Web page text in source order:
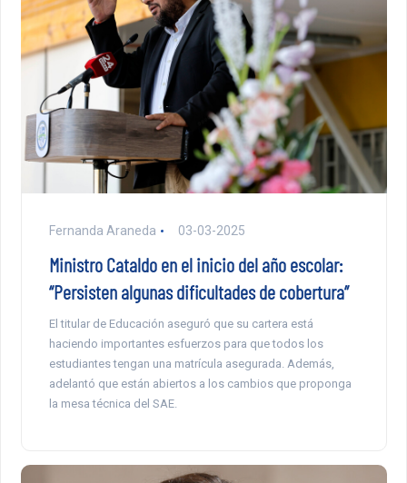
Fernanda Araneda 03-03-2025
Ministro Cataldo en el inicio del año escolar:
“Persisten algunas dificultades de cobertura”
El titular de Educación aseguró que su cartera está
haciendo importantes esfuerzos para que todos los
estudiantes tengan una matrícula asegurada. Además,
adelantó que están abiertos a los cambios que proponga
la mesa técnica del SAE.